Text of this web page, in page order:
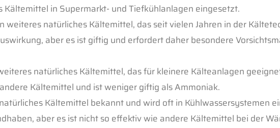
in Supermarkt- und Tiefkühlanlagen eingesetzt.
weiteres natürliches Kältemittel, das seit vielen Jahren in der
aber es ist giftig und erfordert daher besondere
natürliches Kältemittel, das für kleinere Kälteanlagen
Kältemittel und ist weniger giftig als Ammoniak.
Kältemittel bekannt und wird oft in Kühlwassersystemen
aber es ist nicht so effektiv wie andere Kältemittel bei der